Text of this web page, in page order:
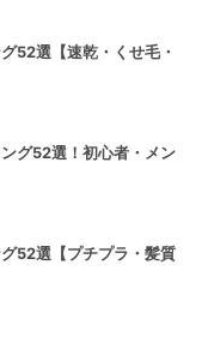
52選【速乾・くせ毛・
グ52選！初心者・メン
52選【プチプラ・髪質